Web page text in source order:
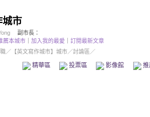
城市
副市長：
薦本城市 加入我的最愛
訂閱最新文章
／ 【英文寫作城市】城市／討論區／
精華區 投票區 影像館